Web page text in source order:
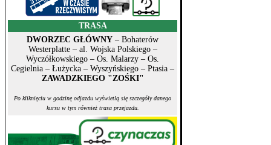
TRASA
DWORZEC GŁÓWNY – Bohaterów
Westerplatte – al. Wojska Polskiego –
Wyczółkowskiego – Os. Malarzy – Os.
Cegielnia – Łużycka – Wyszyńskiego – Ptasia –
ZAWADZKIEGO "ZOŚKI"
Po kliknięciu w godzinę odjazdu wyświetlą się szczegóły danego
kursu w tym również trasa przejazdu.